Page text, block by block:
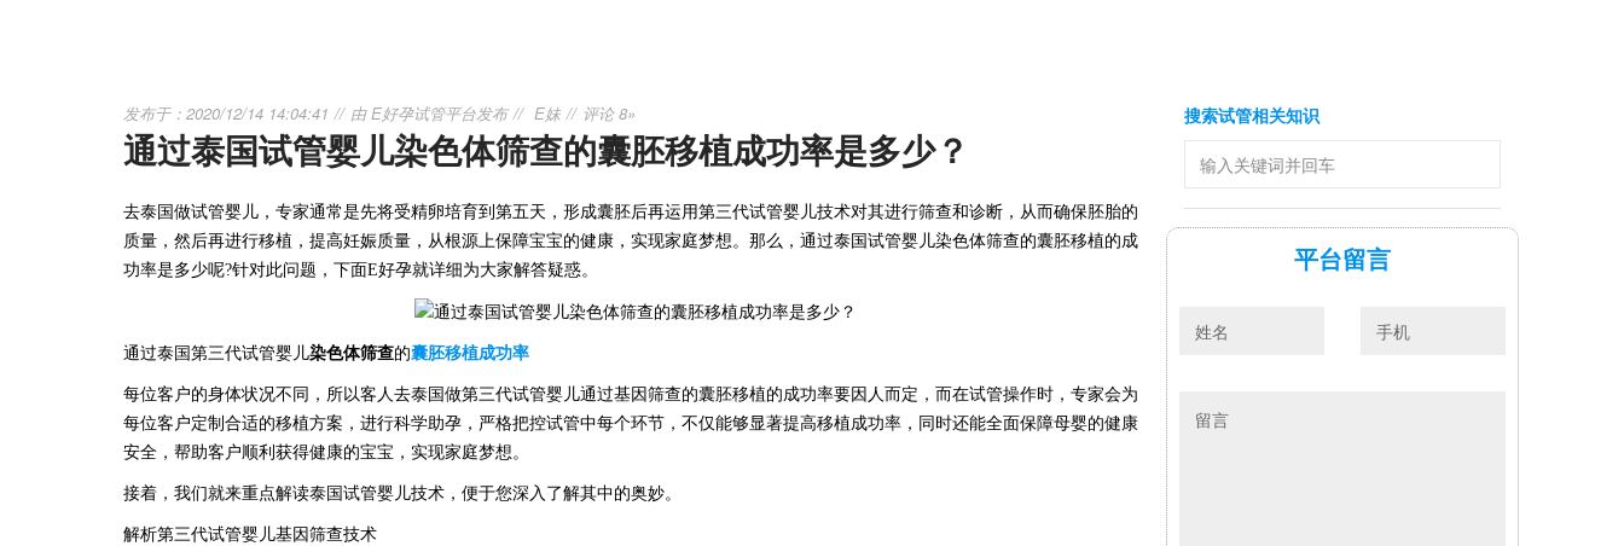
发布于：2020/12/14 14:04:41 由E好孕试管平台发布 E妹 评论 8»
通过泰国试管婴儿染色体筛查的囊胚移植成功率是多少？
去泰国做试管婴儿，专家通常是先将受精卵培育到第五天，形成囊胚后再运用第三代试管婴儿技术对其进行筛查和诊断，从而确保胚胎的
质量，然后再进行移植，提高妊娠质量，从根源上保障宝宝的健康，实现家庭梦想。那么，通过泰国试管婴儿染色体筛查的囊胚移植的成
功率是多少呢?针对此问题，下面E好孕就详细为大家解答疑惑。
通过泰国第三代试管婴儿染色体筛查的囊胚移植成功率
每位客户的身体状况不同，所以客人去泰国做第三代试管婴儿通过基因筛查的囊胚移植的成功率要因人而定，而在试管操作时，专家会为
每位客户定制合适的移植方案，进行科学助孕，严格把控试管中每个环节，不仅能够显著提高移植成功率，同时还能全面保障母婴的健康
安全，帮助客户顺利获得健康的宝宝，实现家庭梦想。
接着，我们就来重点解读泰国试管婴儿技术，便于您深入了解其中的奥妙。
解析第三代试管婴儿基因筛查技术
搜索试管相关知识
平台留言